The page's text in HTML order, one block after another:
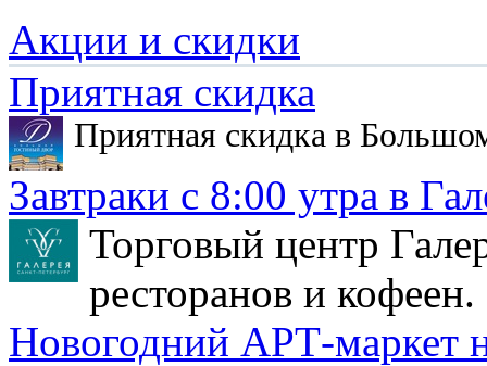
Акции и скидки
Приятная скидка
Приятная скидка в
Завтраки с 8:00 утра в
Торговый центр
ресторанов и кофеен.
Новогодний АРТ-маркет